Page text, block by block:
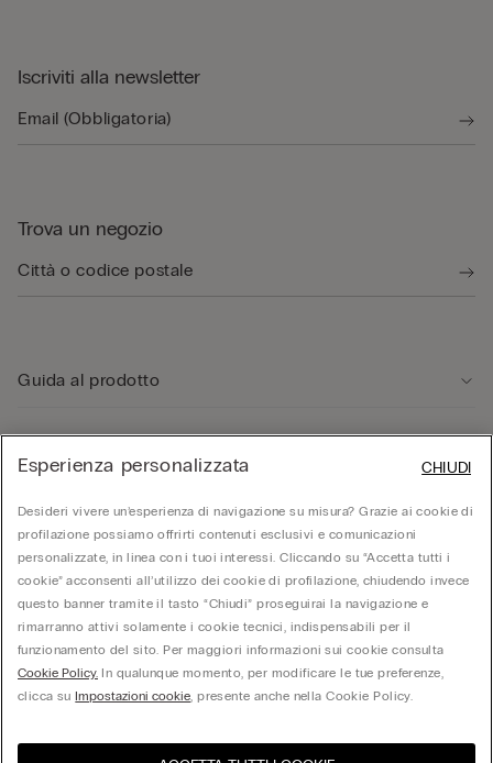
Iscriviti alla newsletter
Trova un negozio
Guida al prodotto
Area Legale
Corporate
© Calzedonia S.p.A | P.iva 02253210237 | Sede Legale: Malcesine (VR), Via Portici
Umberto Primo n. 5/3 | Cod. Fisc. e n.iscr. al Reg. Imprese di Verona: 01037050422 |
direzione e coordinamento di Oniverse Holding S.p.A.
Esperienza personalizzata
Desideri vivere un’esperienza di navigazione su misura? Grazie ai cookie di
profilazione possiamo offrirti contenuti esclusivi e comunicazioni
personalizzate, in linea con i tuoi interessi. Cliccando su “Accetta tutti i
cookie” acconsenti all’utilizzo dei cookie di profilazione, chiudendo invece
questo banner tramite il tasto “Chiudi” proseguirai la navigazione e
rimarranno attivi solamente i cookie tecnici, indispensabili per il
funzionamento del sito. Per maggiori informazioni sui cookie consulta
Cookie Policy. In qualunque momento, per modificare le tue preferenze,
clicca suImpostazioni cookie, presente anche nella Cookie Policy.
CHIUDI